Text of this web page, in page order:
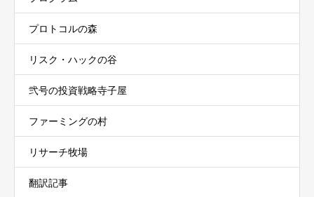
プロトコルの森
リスク・ハックの谷
弐号の投資戦略寺子屋
ファーミングの村
リサーチ牧場
翻訳記事